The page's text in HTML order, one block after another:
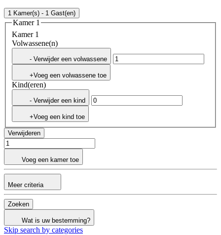
1 Kamer(s) - 1 Gast(en)
Kamer 1
Kamer 1
Volwassene(n)
- Verwijder een volwassene
+Voeg een volwassene toe
Kind(eren)
- Verwijder een kind
+Voeg een kind toe
Verwijderen
Voeg een kamer toe
Meer criteria
Zoeken
Wat is uw bestemming?
Skip search by categories